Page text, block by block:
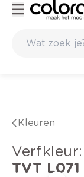
Kleuren
verfkleur:
TVT L071